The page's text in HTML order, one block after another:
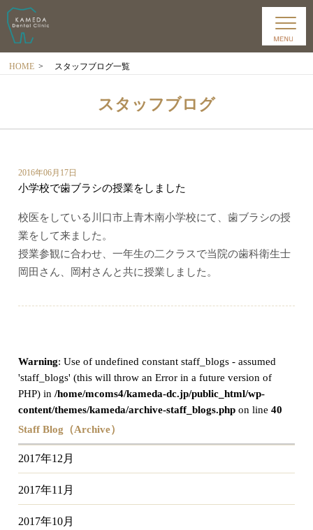
HOME > スタッフブログ一覧
スタッフブログ
2016年06月17日
小学校で歯ブラシの授業をしました
校医をしている川口市上青木南小学校にて、歯ブラシの授
業をして来ました。
授業参観に合わせ、一年生の二クラスで当院の歯科衛生士
岡田さん、岡村さんと共に授業しました。
Warning: Use of undefined constant staff_blogs - assumed
'staff_blogs' (this will throw an Error in a future version of
PHP) in/home/mcoms4/kameda-dc.jp/public_html/wp-
content/themes/kameda/archive-staff_blogs.php on line40
Staff Blog（Archive）
2017年12月
2017年11月
2017年10月